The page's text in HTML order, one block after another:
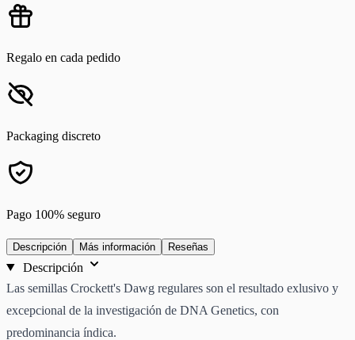
Regalo en cada pedido
Packaging discreto
Pago 100% seguro
Descripción Más información Reseñas
Descripción
Las semillas Crockett's Dawg regulares son el resultado exlusivo y
excepcional de la investigación de DNA Genetics, con
predominancia índica.